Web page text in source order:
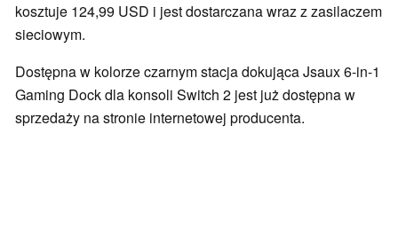
kosztuje 124,99 USD i jest dostarczana wraz z zasilaczem
sieciowym.
Dostępna w kolorze czarnym stacja dokująca Jsaux 6-in-1
Gaming Dock dla konsoli Switch 2 jest już dostępna w
sprzedaży na stronie internetowej producenta.